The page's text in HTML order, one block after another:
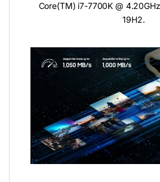
Core(TM) i7-7700K @
19H2.